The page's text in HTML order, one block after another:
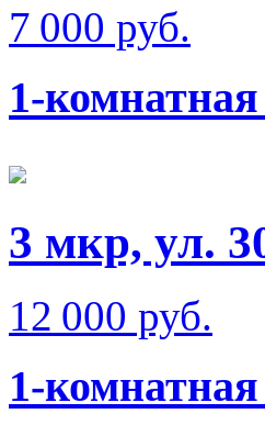
7 000 руб.
1-
3 мкр, ул.
12 000 руб.
1-